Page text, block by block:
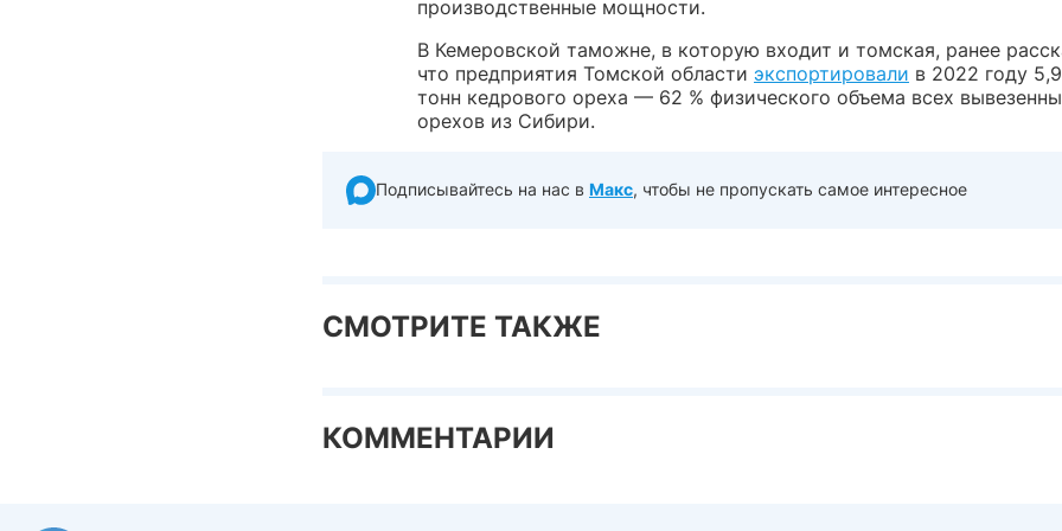
производственные мощности.
В Кемеровской таможне, в которую входит и томская, ранее
что предприятия Томской области экспортировали в 2022 году
тонн кедрового ореха — 62 % физического объема всех
орехов из Сибири.
Подписывайтесь на нас в Макс, чтобы не пропускать самое интересное
СМОТРИТЕ ТАКЖЕ
КОММЕНТАРИИ